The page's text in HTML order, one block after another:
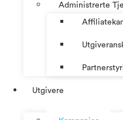
Administrerte
Utgivere